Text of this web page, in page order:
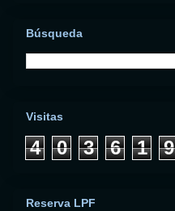
Búsqueda
Visitas
4 0 3 6 1 9
Reserva LPF